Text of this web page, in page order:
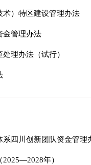
术）特区建设管理办法
金管理办法
理办法（试行）
系四川创新团队资金管理
年）